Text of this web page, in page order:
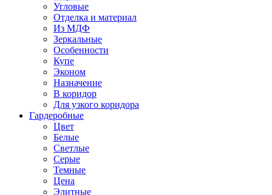
Угловые
Отделка и материал
Из МДФ
Зеркальные
Особенности
Купе
Эконом
Назначение
В коридор
Для узкого коридора
Гардеробные
Цвет
Белые
Светлые
Серые
Темные
Цена
Элитные